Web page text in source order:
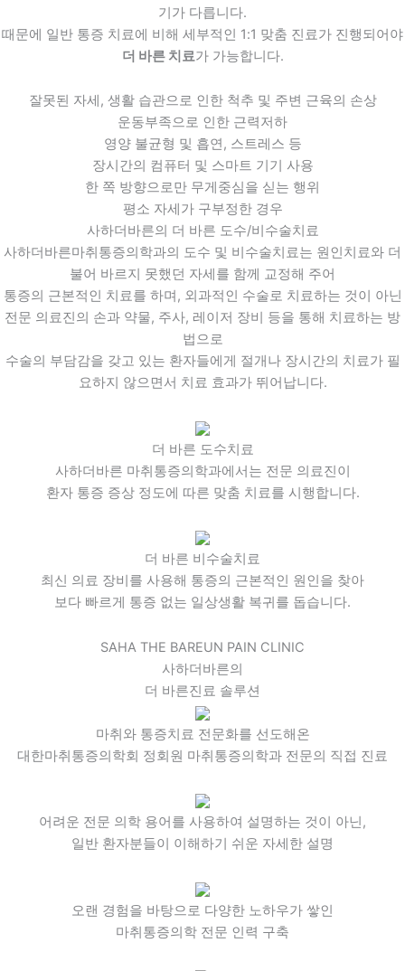
기가 다릅니다.
때문에 일반 통증 치료에 비해 세부적인 1:1 맞춤 진료가 진행되어야
더 바른 치료가 가능합니다.
잘못된 자세, 생활 습관으로 인한 척추 및 주변 근육의 손상
운동부족으로 인한 근력저하
영양 불균형 및 흡연, 스트레스 등
장시간의 컴퓨터 및 스마트 기기 사용
한 쪽 방향으로만 무게중심을 싣는 행위
평소 자세가 구부정한 경우
사하더바른의 더 바른 도수/비수술치료
사하더바른마취통증의학과의 도수 및 비수술치료는 원인치료와 더
불어 바르지 못했던 자세를 함께 교정해 주어
통증의 근본적인 치료를 하며, 외과적인 수술로 치료하는 것이 아닌
전문 의료진의 손과 약물, 주사, 레이저 장비 등을 통해 치료하는 방
법으로
수술의 부담감을 갖고 있는 환자들에게 절개나 장시간의 치료가 필
요하지 않으면서 치료 효과가 뛰어납니다.
더 바른 도수치료
사하더바른 마취통증의학과에서는 전문 의료진이
환자 통증 증상 정도에 따른 맞춤 치료를 시행합니다.
더 바른 비수술치료
최신 의료 장비를 사용해 통증의 근본적인 원인을 찾아
보다 빠르게 통증 없는 일상생활 복귀를 돕습니다.
SAHA THE BAREUN PAIN CLINIC
사하더바른의
더 바른진료 솔루션
마취와 통증치료 전문화를 선도해온
대한마취통증의학회 정회원 마취통증의학과 전문의 직접 진료
어려운 전문 의학 용어를 사용하여 설명하는 것이 아닌,
일반 환자분들이 이해하기 쉬운 자세한 설명
오랜 경험을 바탕으로 다양한 노하우가 쌓인
마취통증의학 전문 인력 구축